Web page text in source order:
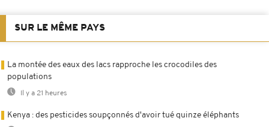
SUR LE MÊME PAYS
La montée des eaux des lacs rapproche les crocodiles des
populations
Il y a 21 heures
Kenya : des pesticides soupçonnés d'avoir tué quinze éléphants